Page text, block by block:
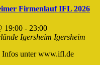
Firmenlauf IFL 2026
19:00 - 23:00
Igersheim Igersheim
Infos unter www.ifl.de